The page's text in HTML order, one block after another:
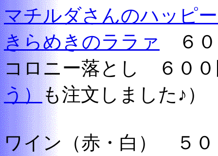
マチルダさんのハッピ
きらめきのララァ
６０
コロニー落とし ６００
う）も注文しました♪）
ワイン（赤・白） ５０